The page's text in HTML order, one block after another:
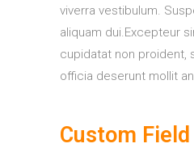
viverra vestibulum.
aliquam dui.Excepteur
cupidatat non proident,
officia deserunt mollit
Custom Field